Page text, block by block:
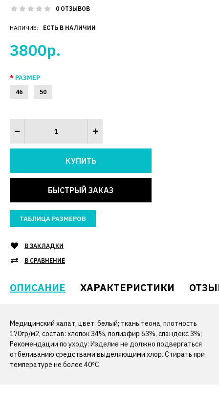
0 ОТЗЫВОВ
НАЛИЧИЕ: ЕСТЬ В НАЛИЧИИ
3800р.
РАЗМЕР
46 50
БЫСТРЫЙ ЗАКАЗ
ТАБЛИЦА РАЗМЕРОВ
В ЗАКЛАДКИ
В СРАВНЕНИЕ
ОПИСАНИЕ ХАРАКТЕРИСТИКИ
Медицинский халат, цвет: белый; ткань теона, плотность
170гр/м2, состав: хлопок 34%, полиэфир 63%, спандекс 3%;
Рекомендации по уходу: Изделие не должно подвергаться
отбеливанию средствами выделяющими хлор. Стирать при
температуре не более 40ºС.